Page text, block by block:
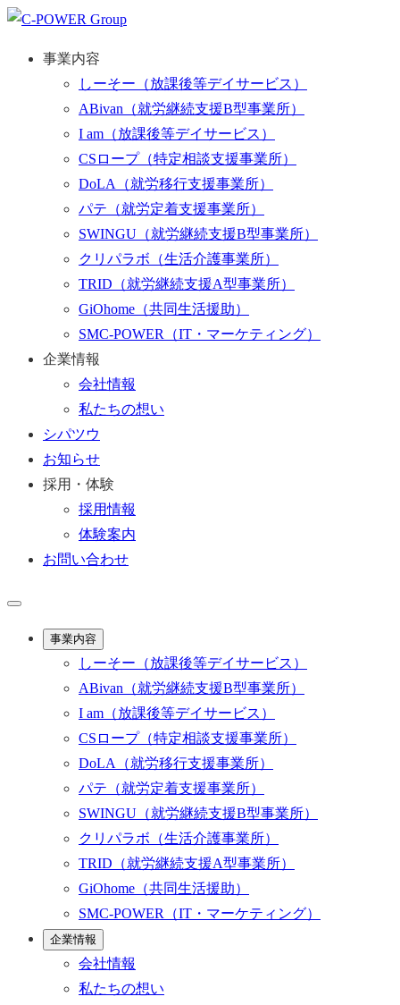
事業内容
しーそー （放課後等デイサービス）
ABivan （就労継続支援B型事業所）
I am （放課後等デイサービス）
CSロープ（特定相談支援事業所）
DoLA
（就労移行支援事業所）
パテ （就労定着支援事業所）
SWINGU （就労継続支援B型事業所）
クリパラボ （生活介護事業所）
TRID （就労継続支援A型事業所）
GiOhome （共同生活援助）
SMC-POWER
（IT・マーケティング）
企業情報
会社情報
私たちの想い
シパツウ
お知らせ
採用・体験
採用情報
体験案内
お問い合わせ
事業内容
しーそー （放課後等デイサービス）
ABivan （就労継続支援B型事業所）
I am （放課後等デイサービス）
CSロープ（特定相談支援事業所）
DoLA
（就労移行支援事業所）
パテ （就労定着支援事業所）
SWINGU （就労継続支援B型事業所）
クリパラボ （生活介護事業所）
TRID （就労継続支援A型事業所）
GiOhome （共同生活援助）
SMC-POWER
（IT・マーケティング）
企業情報
会社情報
私たちの想い